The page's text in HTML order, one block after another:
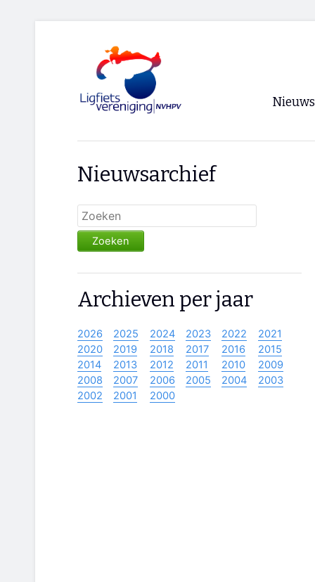
Nieuws
Nieuwsarchief
Zoeken
Archieven per jaar
2026 2025 2024 2023 2022
2021
2020
2019 2018 2017 2016
2015
2014
2013 2012 2011 2010
2009
2008
2007 2006 2005 2004
2003
2002
2001 2000